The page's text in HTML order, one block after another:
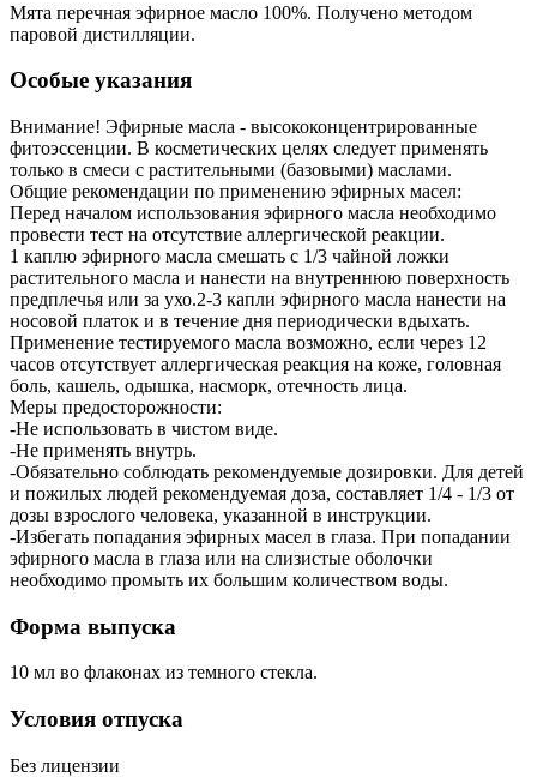
Мята перечная эфирное масло 100%. Получено методом
паровой дистилляции.
Особые указания
Внимание! Эфирные масла - высококонцентрированные
фитоэссенции. В косметических целях следует применять
только в смеси с растительными (базовыми) маслами.
Общие рекомендации по применению эфирных масел:
Перед началом использования эфирного масла необходимо
провести тест на отсутствие аллергической реакции.
1 каплю эфирного масла смешать с 1/3 чайной ложки
растительного масла и нанести на внутреннюю поверхность
предплечья или за ухо.2-3 капли эфирного масла нанести на
носовой платок и в течение дня периодически вдыхать.
Применение тестируемого масла возможно, если через 12
часов отсутствует аллергическая реакция на коже, головная
боль, кашель, одышка, насморк, отечность лица.
Меры предосторожности:
-Не использовать в чистом виде.
-Не применять внутрь.
-Обязательно соблюдать рекомендуемые дозировки. Для детей
и пожилых людей рекомендуемая доза, составляет 1/4 - 1/3 от
дозы взрослого человека, указанной в инструкции.
-Избегать попадания эфирных масел в глаза. При попадании
эфирного масла в глаза или на слизистые оболочки
необходимо промыть их большим количеством воды.
Форма выпуска
10 мл во флаконах из темного стекла.
Условия отпуска
Без лицензии